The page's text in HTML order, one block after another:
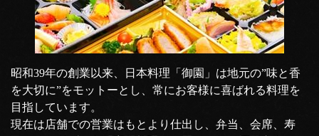
昭和39年の創業以来、日本料理「御園」は地元の”味と香
を大切に”をモットーとし、常にお客様に喜ばれる料理を
目指しています。
現在は店舗での営業はもとより仕出し、弁当、会席、寿